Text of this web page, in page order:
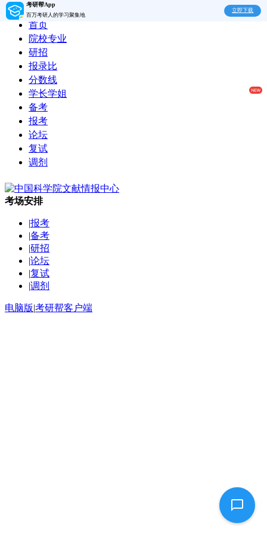
考研帮App
百万考研人的学习聚集地
立即下载
首页
院校专业
研招
报录比
分数线
学长学姐
备考
报考
论坛
复试
调剂
考场安排
|报考
|备考
|研招
|论坛
|复试
|调剂
电脑版|考研帮客户端